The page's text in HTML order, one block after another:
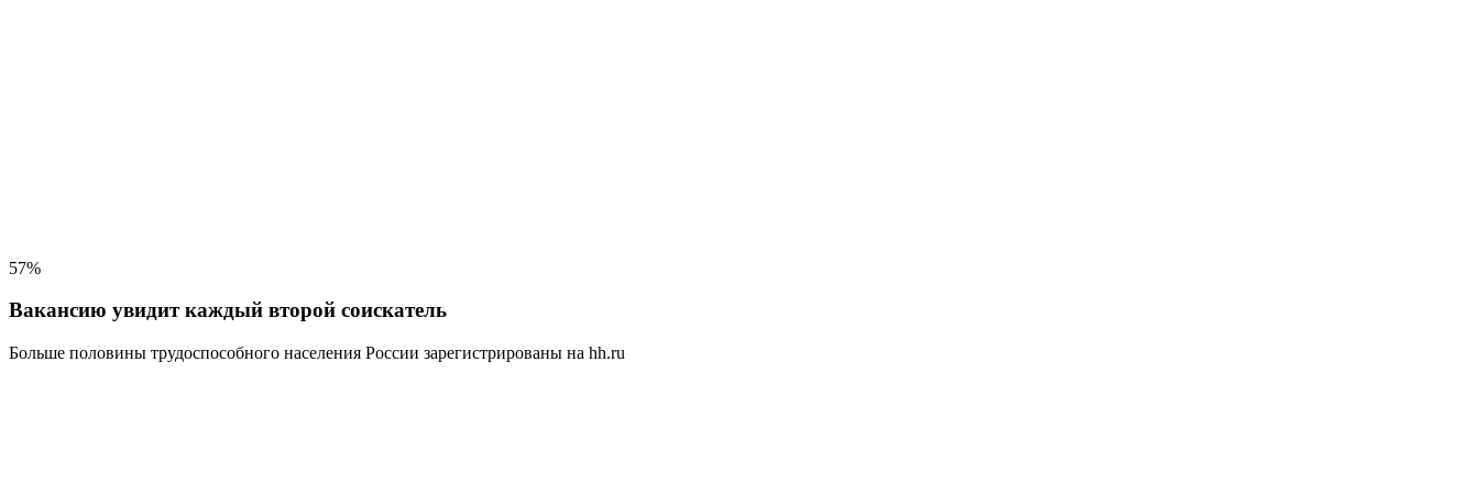
57%
Вакансию увидит каждый второй соискатель
Больше половины трудоспособного населения России зарегистрированы на hh.ru